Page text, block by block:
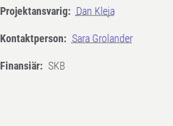
Projektansvarig: Dan Kleja
Kontaktperson: Sara Grolander
Finansiär: SKB